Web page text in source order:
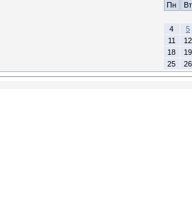
Пн Вт
4
5
11
12
18
19
25
26